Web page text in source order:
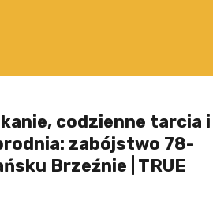
codzienne tarcia i
zabójstwo 78-
Brzeźnie | TRUE